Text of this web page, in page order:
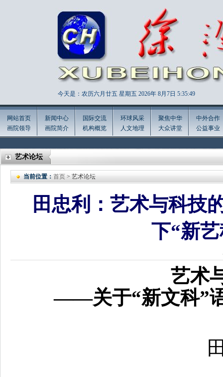
今天是：农历六月廿五 星期五 2026年 8月7日 5:35:50
网站首页
画院领导
新闻中心
画院简介
国际交流
机构概览
环球风采
人文地理
聚焦中华
大众讲堂
中外合作
公益事业
艺术论坛
当前位置： 首页 > 艺术论坛
田忠利：艺术与科
下“新
艺术
——关于“新文科”